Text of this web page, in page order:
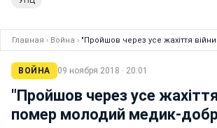
Главная › Война › "Пройшов через усе жахіття
ВОЙНА 09 ноября 2018 · 20:01
"Пройшов через усе
помер молодий медик-